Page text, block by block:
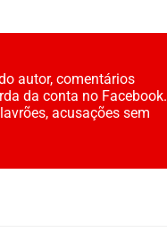
autor, comentários
da conta no Facebook.
acusações sem